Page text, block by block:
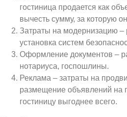
гостиница продается как
вычесть сумму, за которую
Затраты на модернизацию –
установка систем
Оформление документов –
нотариуса, госпошлины.
Реклама – затраты на
размещение объявлений на
гостиницу выгоднее всего.